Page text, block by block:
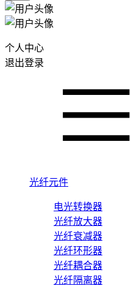
个人中心
退出登录
光纤元件
电光转换器
光纤放大器
光纤衰减器
光纤环形器
光纤耦合器
光纤隔离器